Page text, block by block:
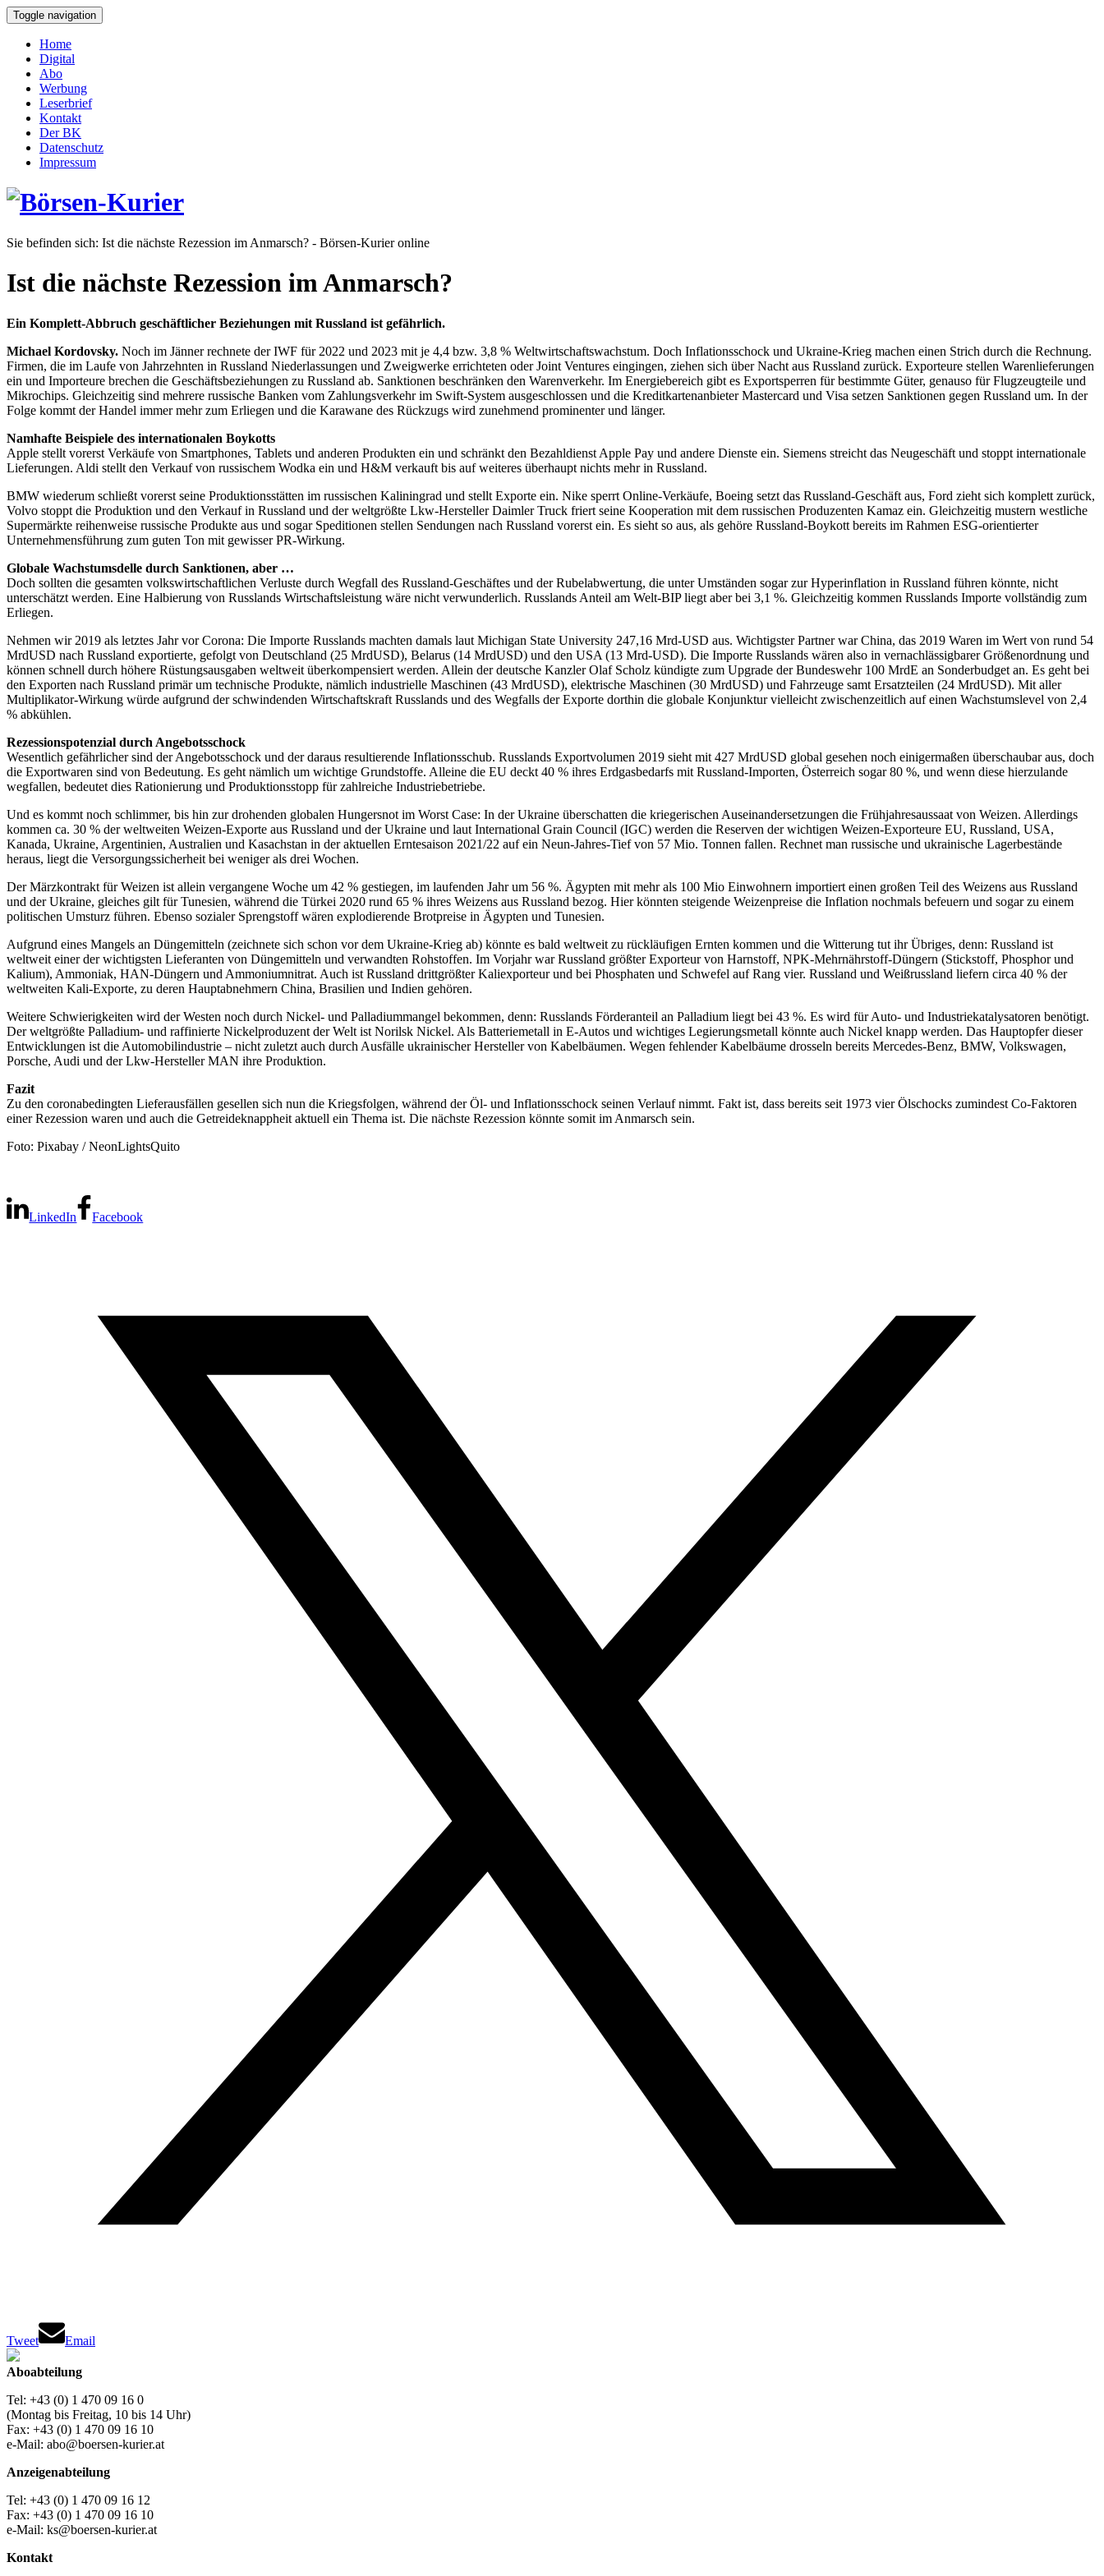
Toggle navigation
Home
Digital
Abo
Werbung
Leserbrief
Kontakt
Der BK
Datenschutz
Impressum
Sie befinden sich: Ist die nächste Rezession im Anmarsch? - Börsen-Kurier online
Ist die nächste Rezession im Anmarsch?
Ein Komplett-Abbruch geschäftlicher Beziehungen mit Russland ist gefährlich.
Michael Kordovsky. Noch im Jänner rechnete der IWF für 2022 und 2023 mit je 4,4 bzw. 3,8 % Weltwirtschaftswachstum. Doch Inflationsschock und Ukraine-Krieg machen einen Strich durch die Rechnung.
Firmen, die im Laufe von Jahrzehnten in Russland Niederlassungen und Zweigwerke errichteten oder Joint Ventures eingingen, ziehen sich über Nacht aus Russland zurück. Exporteure stellen Warenlieferungen
ein und Importeure brechen die Geschäftsbeziehungen zu Russland ab. Sanktionen beschränken den Warenverkehr. Im Energiebereich gibt es Exportsperren für bestimmte Güter, genauso für Flugzeugteile und
Mikrochips. Gleichzeitig sind mehrere russische Banken vom Zahlungsverkehr im Swift-System ausgeschlossen und die Kreditkartenanbieter Mastercard und Visa setzen Sanktionen gegen Russland um. In der
Folge kommt der Handel immer mehr zum Erliegen und die Karawane des Rückzugs wird zunehmend prominenter und länger.
Namhafte Beispiele des internationalen Boykotts
Apple stellt vorerst Verkäufe von Smartphones, Tablets und anderen Produkten ein und schränkt den Bezahldienst Apple Pay und andere Dienste ein. Siemens streicht das Neugeschäft und stoppt internationale
Lieferungen. Aldi stellt den Verkauf von russischem Wodka ein und H&M verkauft bis auf weiteres überhaupt nichts mehr in Russland.
BMW wiederum schließt vorerst seine Produktionsstätten im russischen Kaliningrad und stellt Exporte ein. Nike sperrt Online-Verkäufe, Boeing setzt das Russland-Geschäft aus, Ford zieht sich komplett zurück,
Volvo stoppt die Produktion und den Verkauf in Russland und der weltgrößte Lkw-Hersteller Daimler Truck friert seine Kooperation mit dem russischen Produzenten Kamaz ein. Gleichzeitig mustern westliche
Supermärkte reihenweise russische Produkte aus und sogar Speditionen stellen Sendungen nach Russland vorerst ein. Es sieht so aus, als gehöre Russland-Boykott bereits im Rahmen ESG-orientierter
Unternehmensführung zum guten Ton mit gewisser PR-Wirkung.
Globale Wachstumsdelle durch Sanktionen, aber …
Doch sollten die gesamten volkswirtschaftlichen Verluste durch Wegfall des Russland-Geschäftes und der Rubelabwertung, die unter Umständen sogar zur Hyperinflation in Russland führen könnte, nicht
unterschätzt werden. Eine Halbierung von Russlands Wirtschaftsleistung wäre nicht verwunderlich. Russlands Anteil am Welt-BIP liegt aber bei 3,1 %. Gleichzeitig kommen Russlands Importe vollständig zum
Erliegen.
Nehmen wir 2019 als letztes Jahr vor Corona: Die Importe Russlands machten damals laut Michigan State University 247,16 Mrd-USD aus. Wichtigster Partner war China, das 2019 Waren im Wert von rund 54
MrdUSD nach Russland exportierte, gefolgt von Deutschland (25 MrdUSD), Belarus (14 MrdUSD) und den USA (13 Mrd-USD). Die Importe Russlands wären also in vernachlässigbarer Größenordnung und
können schnell durch höhere Rüstungsausgaben weltweit überkompensiert werden. Allein der deutsche Kanzler Olaf Scholz kündigte zum Upgrade der Bundeswehr 100 MrdE an Sonderbudget an. Es geht bei
den Exporten nach Russland primär um technische Produkte, nämlich industrielle Maschinen (43 MrdUSD), elektrische Maschinen (30 MrdUSD) und Fahrzeuge samt Ersatzteilen (24 MrdUSD). Mit aller
Multiplikator-Wirkung würde aufgrund der schwindenden Wirtschaftskraft Russlands und des Wegfalls der Exporte dorthin die globale Konjunktur vielleicht zwischenzeitlich auf einen Wachstumslevel von 2,4
% abkühlen.
Rezessionspotenzial durch Angebotsschock
Wesentlich gefährlicher sind der Angebotsschock und der daraus resultierende Inflationsschub. Russlands Exportvolumen 2019 sieht mit 427 MrdUSD global gesehen noch einigermaßen überschaubar aus, doch
die Exportwaren sind von Bedeutung. Es geht nämlich um wichtige Grundstoffe. Alleine die EU deckt 40 % ihres Erdgasbedarfs mit Russland-Importen, Österreich sogar 80 %, und wenn diese hierzulande
wegfallen, bedeutet dies Rationierung und Produktionsstopp für zahlreiche Industriebetriebe.
Und es kommt noch schlimmer, bis hin zur drohenden globalen Hungersnot im Worst Case: In der Ukraine überschatten die kriegerischen Auseinandersetzungen die Frühjahresaussaat von Weizen. Allerdings
kommen ca. 30 % der weltweiten Weizen-Exporte aus Russland und der Ukraine und laut International Grain Council (IGC) werden die Reserven der wichtigen Weizen-Exporteure EU, Russland, USA,
Kanada, Ukraine, Argentinien, Australien und Kasachstan in der aktuellen Erntesaison 2021/22 auf ein Neun-Jahres-Tief von 57 Mio. Tonnen fallen. Rechnet man russische und ukrainische Lagerbestände
heraus, liegt die Versorgungssicherheit bei weniger als drei Wochen.
Der Märzkontrakt für Weizen ist allein vergangene Woche um 42 % gestiegen, im laufenden Jahr um 56 %. Ägypten mit mehr als 100 Mio Einwohnern importiert einen großen Teil des Weizens aus Russland
und der Ukraine, gleiches gilt für Tunesien, während die Türkei 2020 rund 65 % ihres Weizens aus Russland bezog. Hier könnten steigende Weizenpreise die Inflation nochmals befeuern und sogar zu einem
politischen Umsturz führen. Ebenso sozialer Sprengstoff wären explodierende Brotpreise in Ägypten und Tunesien.
Aufgrund eines Mangels an Düngemitteln (zeichnete sich schon vor dem Ukraine-Krieg ab) könnte es bald weltweit zu rückläufigen Ernten kommen und die Witterung tut ihr Übriges, denn: Russland ist
weltweit einer der wichtigsten Lieferanten von Düngemitteln und verwandten Rohstoffen. Im Vorjahr war Russland größter Exporteur von Harnstoff, NPK-Mehrnährstoff-Düngern (Stickstoff, Phosphor und
Kalium), Ammoniak, HAN-Düngern und Ammoniumnitrat. Auch ist Russland drittgrößter Kaliexporteur und bei Phosphaten und Schwefel auf Rang vier. Russland und Weißrussland liefern circa 40 % der
weltweiten Kali-Exporte, zu deren Hauptabnehmern China, Brasilien und Indien gehören.
Weitere Schwierigkeiten wird der Westen noch durch Nickel- und Palladiummangel bekommen, denn: Russlands Förderanteil an Palladium liegt bei 43 %. Es wird für Auto- und Industriekatalysatoren benötigt.
Der weltgrößte Palladium- und raffinierte Nickelproduzent der Welt ist Norilsk Nickel. Als Batteriemetall in E-Autos und wichtiges Legierungsmetall könnte auch Nickel knapp werden. Das Hauptopfer dieser
Entwicklungen ist die Automobilindustrie – nicht zuletzt auch durch Ausfälle ukrainischer Hersteller von Kabelbäumen. Wegen fehlender Kabelbäume drosseln bereits Mercedes-Benz, BMW, Volkswagen,
Porsche, Audi und der Lkw-Hersteller MAN ihre Produktion.
Fazit
Zu den coronabedingten Lieferausfällen gesellen sich nun die Kriegsfolgen, während der Öl- und Inflationsschock seinen Verlauf nimmt. Fakt ist, dass bereits seit 1973 vier Ölschocks zumindest Co-Faktoren
einer Rezession waren und auch die Getreideknappheit aktuell ein Thema ist. Die nächste Rezession könnte somit im Anmarsch sein.
Foto: Pixabay / NeonLightsQuito
LinkedIn Facebook
Tweet Email
Aboabteilung
Tel: +43 (0) 1 470 09 16 0
(Montag bis Freitag, 10 bis 14 Uhr)
Fax: +43 (0) 1 470 09 16 10
e-Mail: abo@boersen-kurier.at
Anzeigenabteilung
Tel: +43 (0) 1 470 09 16 12
Fax: +43 (0) 1 470 09 16 10
e-Mail: ks@boersen-kurier.at
Kontakt